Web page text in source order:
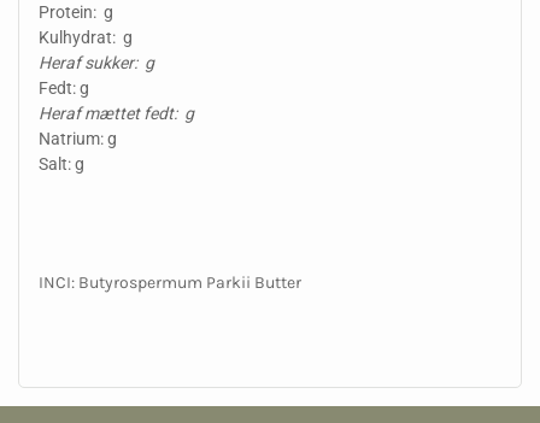
Protein: g
Kulhydrat: g
Heraf sukker: g
Fedt: g
Heraf mættet fedt: g
Natrium: g
Salt: g
INCI: Butyrospermum Parkii Butter